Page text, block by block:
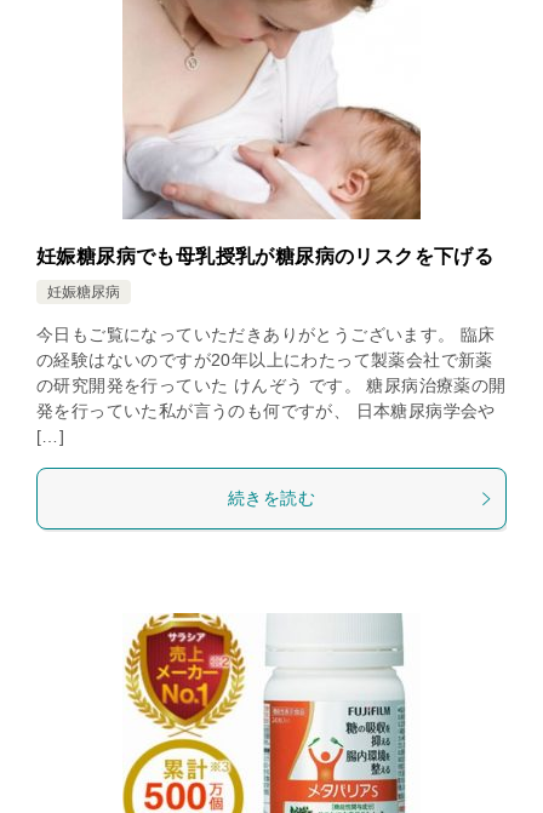
妊娠糖尿病でも母乳授乳が糖尿病のリスクを下げる
妊娠糖尿病
今日もご覧になっていただきありがとうございます。 臨床
の経験はないのですが20年以上にわたって製薬会社で新薬
の研究開発を行っていた けんぞう です。 糖尿病治療薬の開
発を行っていた私が言うのも何ですが、 日本糖尿病学会や
[…]
続きを読む